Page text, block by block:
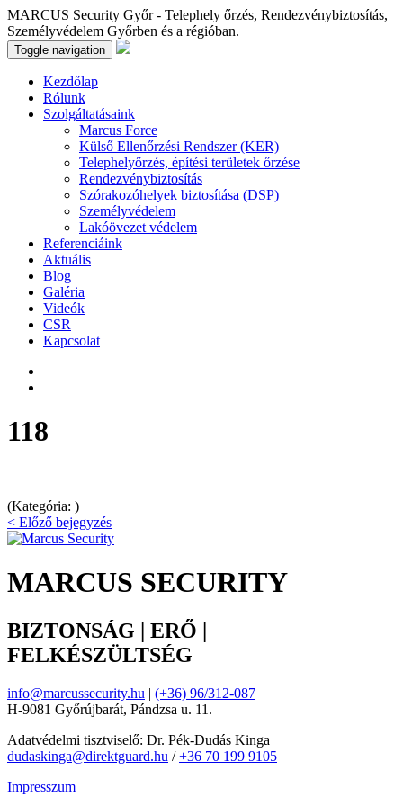
MARCUS Security Győr - Telephely őrzés, Rendezvénybiztosítás,
Személyvédelem Győrben és a régióban.
Toggle navigation
Kezdőlap
Rólunk
Szolgáltatásaink
Marcus Force
Külső Ellenőrzési Rendszer (KER)
Telephelyőrzés, építési területek őrzése
Rendezvénybiztosítás
Szórakozóhelyek biztosítása (DSP)
Személyvédelem
Lakóövezet védelem
Referenciáink
Aktuális
Blog
Galéria
Videók
CSR
Kapcsolat
118
(Kategória: )
< Előző bejegyzés
MARCUS SECURITY
BIZTONSÁG | ERŐ |
FELKÉSZÜLTSÉG
info@marcussecurity.hu | (+36) 96/312-087
H-9081 Győrújbarát, Pándzsa u. 11.
Adatvédelmi tisztviselő: Dr. Pék-Dudás Kinga
dudaskinga@direktguard.hu /+36 70 199 9105
Impresszum